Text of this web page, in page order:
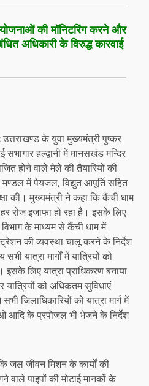
की मॉनिटरिंग करने और
अधिकारी के विरुद्ध कारवाई
उत्तराखण्ड के युवा मुख्यमंत्री पुष्कर
हल्द्वानी में मानसखंड मन्दिर
होने वाले मेले की तैयारियों की
में पेयजल, विद्युत आपूर्ति सहित
की। मुख्यमंत्री ने कहा कि कैंची धाम
रोज इजाफा हो रहा है। इसके लिए
विभाग के माध्यम से कैंची धाम में
की व्यवस्था चालू करने के निर्देश
यात्रा मार्गों में यात्रियों को
लिए यात्रा प्राधिकरण बनाया
यात्रियों को अधिकतम सुविधाएं
जिलाधिकारियों को यात्रा मार्ग में
आदि के प्रपोजल भी भेजने के निर्देश
जल जीवन मिशन के कार्यों की
पाइपों की मोटाई मानकों के